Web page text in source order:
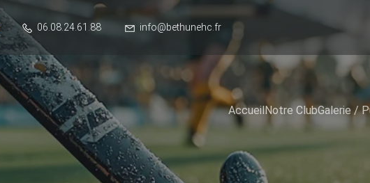
06.08.24.61.88 info@bethunehc.fr
AccueilNotre ClubGalerie /